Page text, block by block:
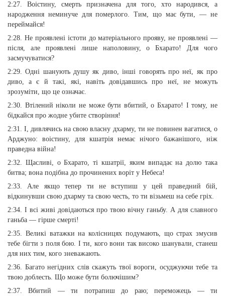
2:27. Воістину, смерть призначена для того, хто народився, а
народження неминуче для померлого. Тим, що має бути, — не
переймайся!
2:28. Не проявлені істоти до матеріального прояву, не проявлені —
після, але проявлені лише наполовину, о Бхарато! Для чого
засмучуватися?
2:29. Одні шанують душу як диво, інші говорять про неї, як про
диво, а є й такі, які, навіть довідавшись про неї, не можуть
зрозуміти, що це означає.
2:30. Втілений ніколи не може бути вбитий, о Бхарато! І тому, не
бідкайся про жодне убите створіння!
2:31. І, дивлячись на свою власну дхарму, ти не повинен вагатися, о
Арджуно: воістину, для кшатрія немає нічого бажанішого, ніж
праведна війна!
2:32. Щасливі, о Бхарато, ті кшатрії, яким випадає на долю така
битва; вона подібна до прочинених воріт у Небеса!
2:33. Але якщо тепер ти не вступиш у цей праведний бій,
відкинувши свою дхарму та свою честь, то ти візьмеш на себе гріх.
2:34. І всі живі довідаються про твою вічну ганьбу. А для славного
ганьба — гірше смерті!
2:35. Великі ватажки на колісницях подумають, що страх змусив
тебе бігти з поля бою. І ти, кого вони так високо шанували, станеш
для них тим, кого зневажають.
2:36. Багато негідних слів скажуть твої вороги, осуджуючи тебе та
твою доблесть. Що може бути болючішим?
2:37. Вбитий — ти потрапиш до раю; переможець — ти